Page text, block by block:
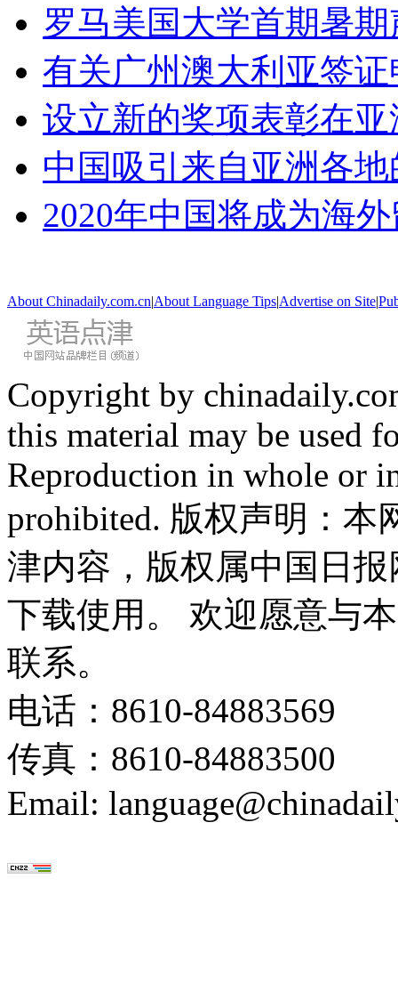
罗马美国大学首期暑
有关广州澳大利亚签
设立新的奖项表彰在
中国吸引来自亚洲各
2020年中国将成为海
About Chinadaily.com.cn|About Language Tips|Advertise on Site|
Copyright by
this material may be used
Reproduction in whole or
prohibited. 版权声明：
津内容，版权属中国日
下载使用。 欢迎愿意与
联系。
电话：8610-84883569
传真：8610-84883500
Email: